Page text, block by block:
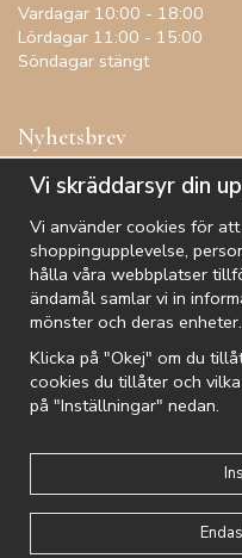
Vardagar 10:00 - 18:00
Lördagar 11:00 - 15:00
Söndagar stängt
Nyhetsbrev
Få inspiration, förtur till
De uppgifter du matar in kommer
Logga in
Om
Vi skräddarsyr din
Vi använder cookies för
shoppingupplevelse,
hålla våra webbplatser
ändamål samlar vi in
mönster och deras enheter.
Klicka på "Okej" om du
cookies du tillåter och
på "Inställningar" nedan.